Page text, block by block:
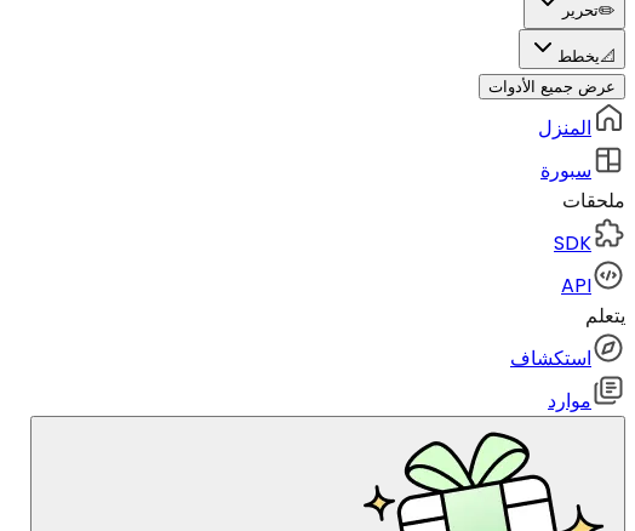
✏️تحرير
📐يخطط
عرض جميع الأدوات
المنزل
سبورة
ملحقات
SDK
API
يتعلم
استكشاف
موارد